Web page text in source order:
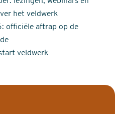
het veldwerk
officiële aftrap op de
veldwerk